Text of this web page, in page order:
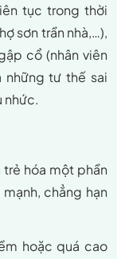
tục trong thời
sơn trần nhà,…),
cổ (nhân viên
những tư thế sai
nhức.
hóa một phần
chẳng hạn
hoặc quá cao